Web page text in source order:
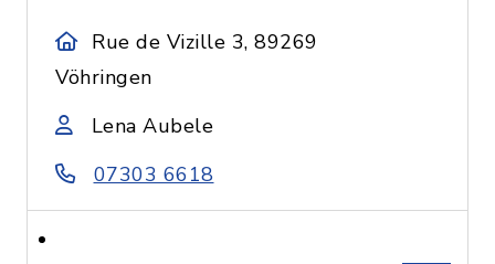
Rue de Vizille 3, 89269
Vöhringen
Lena Aubele
07303 6618